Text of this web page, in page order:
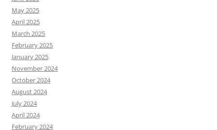
May 2025
April 2025
March 2025
February 2025
January 2025
November 2024
October 2024
August 2024
July 2024
April 2024
February 2024